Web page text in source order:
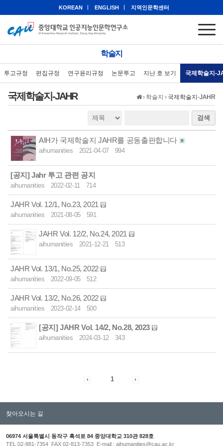
KOREAN ENGLISH 지역인문학센터
학술지
투고규정 편집규정 연구윤리규정 논문투고 지난 호 보기 국제학술지-
› 학술지 › 국제학술지-JAHR
국제학술지-JAHR
검색
AIH가 국제학술지 JAHR를 공동출판합니다
aihumanities 2021-04-07 994
[공지]Jahr 투고 관련 공지
aihumanities 2022-02-11 714
JAHR Vol. 12/1, No.23, 2021
aihumanities 2021-08-05 591
JAHR Vol. 12/2, No.24, 2021
aihumanities 2021-12-21 513
JAHR Vol. 13/1, No.25, 2022
aihumanities 2022-09-05 512
JAHR Vol. 13/2, No.26, 2022
aihumanities 2023-02-14 500
[공지]JAHR Vol. 14/2, No.28, 2023
aihumanities 2024-03-12 343
1
찾아오시는 길
06974 서울특별시 동작구 흑석로 84 중앙대학교 310관 828호
TEL 02-881-7354 FAX 02-813-7353 E-mail : aihumanities@cau.ac.kr